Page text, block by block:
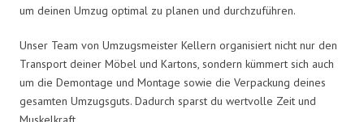
um deinen Umzug optimal zu planen und durchzuführen.
Unser Team von Umzugsmeister Kellern organisiert nicht nur den
Transport deiner Möbel und Kartons, sondern kümmert sich auch
um die Demontage und Montage sowie die Verpackung deines
gesamten Umzugsguts. Dadurch sparst du wertvolle Zeit und